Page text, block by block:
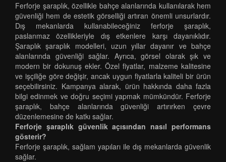
Ferforje şaraplık, özellikle bahçe alanlarında kullanılarak hem
güvenliği hem de estetik görselliği artıran önemli unsurlardır.
Dış mekanlarda kullanabileceğiniz ferforje şaraplık,
paslanmaz özellikleriyle dış etkenlere karşı dayanıklıdır.
Şaraplık şaraplık modelleri, uzun yıllar dayanır ve bahçe
alanlarında güvenliği sağlar. Ayrıca, görsel olarak şık ve
modern bir dokunuş ekler. Özel fiyatlar, malzeme kalitesine
ve işçiliğe göre değişir, ancak uygun fiyatlarla kaliteli bir ürün
seçebilirsiniz. Kampanya alarak, ürün hakkında daha fazla
bilgi edinmek ve doğru seçimi yapmak mümkündür. Ferforje
şaraplık, bahçe alanlarında güvenliği artırırken çevre
düzenlemesine de katkı sağlar.
Ferforje şaraplık güvenlik açısından nasıl performans
gösterir?
Ferforje şaraplık, sağlam yapıları ile dış mekanlarda güvenlik
sağlar.